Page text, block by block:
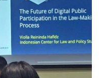
PM
Ruang Digital
Anak dan